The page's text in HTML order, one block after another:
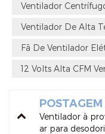
Ventilador
Ventilador De Alta
Fã De Ventilador
12 Volts Alta CFM
Ventilador à
ar para